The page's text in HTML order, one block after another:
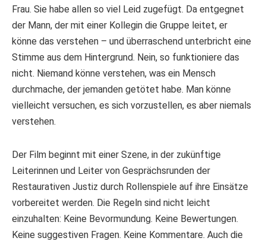
Frau. Sie habe allen so viel Leid zugefügt. Da entgegnet
der Mann, der mit einer Kollegin die Gruppe leitet, er
könne das verstehen – und überraschend unterbricht eine
Stimme aus dem Hintergrund. Nein, so funktioniere das
nicht. Niemand könne verstehen, was ein Mensch
durchmache, der jemanden getötet habe. Man könne
vielleicht versuchen, es sich vorzustellen, es aber niemals
verstehen.
Der Film beginnt mit einer Szene, in der zukünftige
Leiterinnen und Leiter von Gesprächsrunden der
Restaurativen Justiz durch Rollenspiele auf ihre Einsätze
vorbereitet werden. Die Regeln sind nicht leicht
einzuhalten: Keine Bevormundung. Keine Bewertungen.
Keine suggestiven Fragen. Keine Kommentare. Auch die